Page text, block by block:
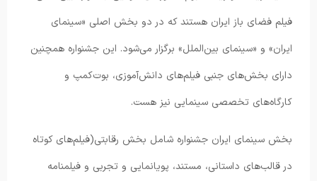
فیلم فضای باز ایران هستند که در دو بخش اصلی «سینمای
ایران» و «سینمای بین‌الملل» برگزار می‌شود. این جشنواره همچنین
دارای بخش‌های جنبی فیلم‌های دانش‌آموزی، بوت‌کمپ و
کارگاه‌های تخصصی سینمایی نیز هست.
بخش سینمای ایران جشنواره شامل بخش رقابتی(فیلم‌های کوتاه
در قالب‌های داستانی، مستند، پویانمایی و تجربی و فیلمنامه